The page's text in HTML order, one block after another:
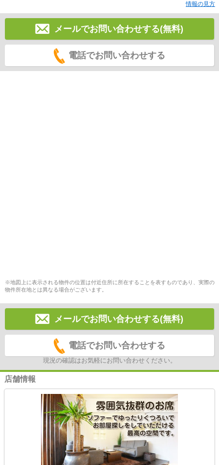
情報の見方
メールでお問い合わせする(無料)
電話でお問い合わせする
※地図上に表示される物件の位置は付近住所に所在することを表すものであり、実際の
物件所在地とは異なる場合がございます。
メールでお問い合わせする(無料)
電話でお問い合わせする
現況の確認はお気軽にお問い合わせください。
店舗情報